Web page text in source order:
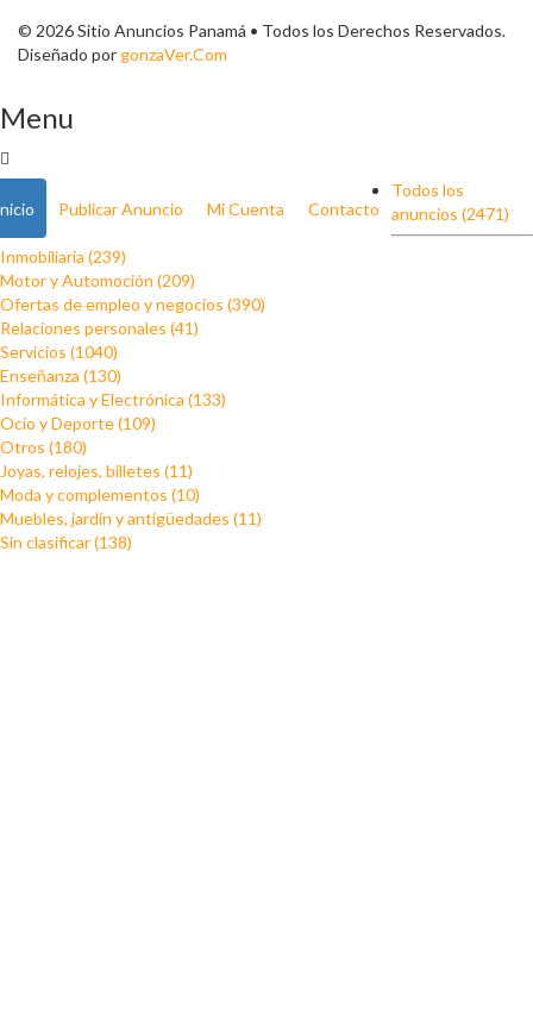
© 2026 Sitio Anuncios Panamá • Todos los Derechos Reservados.
Diseñado porgonzaVer.Com
Menu
Publicar Anuncio Mi Cuenta Contacto
Todos los
anuncios (2471)
Inmobiliaria (239)
Motor y Automoción (209)
Ofertas de empleo y negocios (390)
Relaciones personales (41)
Servicios (1040)
Enseñanza (130)
Informática y Electrónica (133)
Ocio y Deporte (109)
Otros (180)
Joyas, relojes, billetes (11)
Moda y complementos (10)
Muebles, jardín y antigüedades (11)
Sin clasificar (138)